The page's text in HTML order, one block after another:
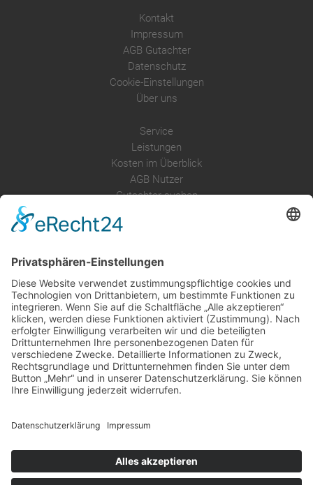
Kontakt
Impressum
AGB Gutachter
Datenschutz
Cookie-Einstellungen
Über uns
Service
Leistungen
Kosten im Überblick
AGB Nutzer
Gutachter suchen
Anfrage
Presse
Partner: Der DGuSV
als Gutachter eintragen
Infos für Suchende